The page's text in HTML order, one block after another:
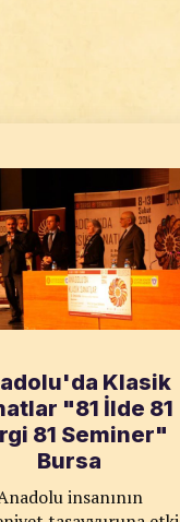
Klasik
"81 İlde 81
81 Seminer"
Bursa
insanının